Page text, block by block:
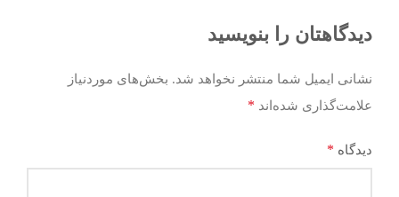
دیدگاهتان را بنویسید
نشانی ایمیل شما منتشر نخواهد شد. بخش‌های موردنیاز
علامت‌گذاری شده‌اند *
دیدگاه *